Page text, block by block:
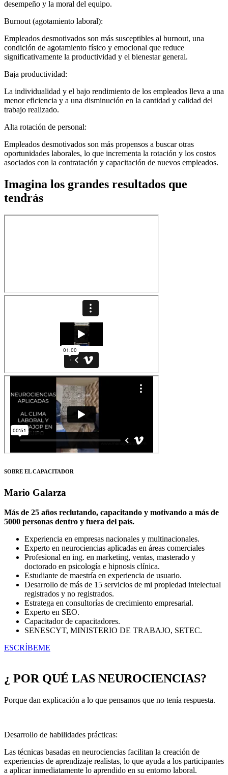
desempeño y la moral del equipo.
Burnout (agotamiento laboral):
Empleados desmotivados son más susceptibles al burnout, una
condición de agotamiento físico y emocional que reduce
significativamente la productividad y el bienestar general.
Baja productividad:
La individualidad y el bajo rendimiento de los empleados lleva a una
menor eficiencia y a una disminución en la cantidad y calidad del
trabajo realizado.
Alta rotación de personal:
Empleados desmotivados son más propensos a buscar otras
oportunidades laborales, lo que incrementa la rotación y los costos
asociados con la contratación y capacitación de nuevos empleados.
Imagina los grandes resultados que
tendrás
SOBRE EL CAPACITADOR
Mario Galarza
Más de 25 años reclutando, capacitando y motivando a más de
5000 personas dentro y fuera del país.
Experiencia en empresas nacionales y multinacionales.
Experto en neurociencias aplicadas en áreas comerciales
Profesional en ing. en marketing, ventas, masterado y
doctorado en psicología e hipnosis clínica.
Estudiante de maestría en experiencia de usuario.
Desarrollo de más de 15 servicios de mi propiedad intelectual
registrados y no registrados.
Estratega en consultorías de crecimiento empresarial.
Experto en SEO.
Capacitador de capacitadores.
SENESCYT, MINISTERIO DE TRABAJO, SETEC.
ESCRÍBEME
¿ POR QUÉ LAS NEUROCIENCIAS?
Porque dan explicación a lo que pensamos que no tenía respuesta.
Desarrollo de habilidades prácticas:
Las técnicas basadas en neurociencias facilitan la creación de
experiencias de aprendizaje realistas, lo que ayuda a los participantes
a aplicar inmediatamente lo aprendido en su entorno laboral.